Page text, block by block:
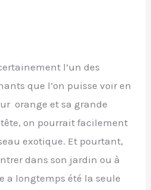
l’un des
que l’on puisse voir en
orange et sa grande
on pourrait facilement
exotique. Et pourtant,
dans son jardin ou à
a longtemps été la seule